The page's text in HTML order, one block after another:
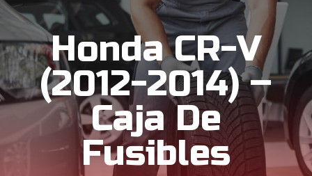
Honda CR-V
(2012-2014) –
Caja De
Fusibles